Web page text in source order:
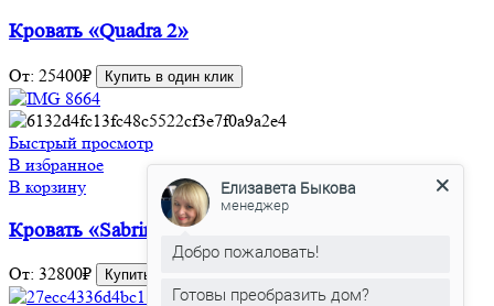
Кровать «Quadra 2»
От: 25400₽ Купить в один клик
Быстрый просмотр
В избранное
В корзину
Кровать «Sabrina»
От: 32800₽ Купить в один клик
Елизавета Быкова
менеджер
Добро пожаловать!